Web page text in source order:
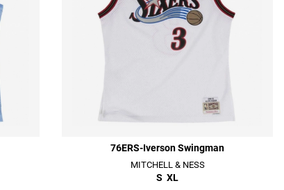
76ERS-Iverson Swingman
MITCHELL & NESS
S XL